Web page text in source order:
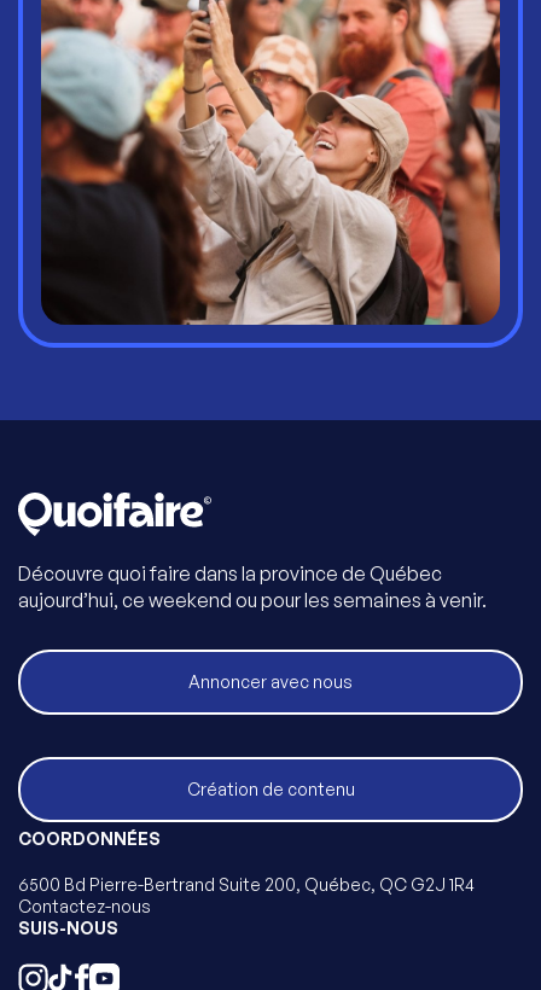
Découvre quoi faire dans la province de Québec
aujourd’hui, ce weekend ou pour les semaines à venir.
Annoncer avec nous
Création de contenu
COORDONNÉES
6500 Bd Pierre-Bertrand Suite 200, Québec, QC G2J 1R4
Contactez-nous
SUIS-NOUS